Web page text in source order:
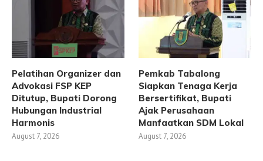
Pelatihan Organizer dan
Advokasi FSP KEP
Ditutup, Bupati Dorong
Hubungan Industrial
Harmonis
August 7, 2026
Pemkab Tabalong
Siapkan Tenaga Kerja
Bersertifikat, Bupati
Ajak Perusahaan
Manfaatkan SDM Lokal
August 7, 2026